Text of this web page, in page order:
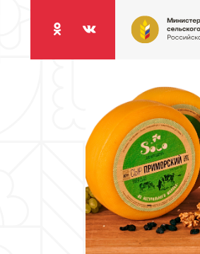
Министерство
сельского
хозяйства
Одноклассники
Вконтакте